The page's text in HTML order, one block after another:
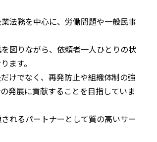
法務を中心に、労働問題や一般民事
図りながら、依頼者一人ひとりの状
ます。
けでなく、再発防止や組織体制の強
発展に貢献することを目指していま
れるパートナーとして質の高いサー